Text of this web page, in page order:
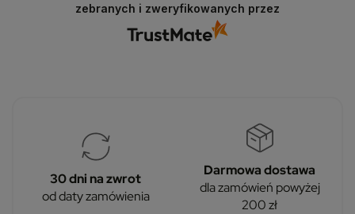
zebranych i zweryfikowanych przez
30 dni na zwrot
od daty zamówienia
Darmowa dostawa
dla zamówień powyżej
200 zł